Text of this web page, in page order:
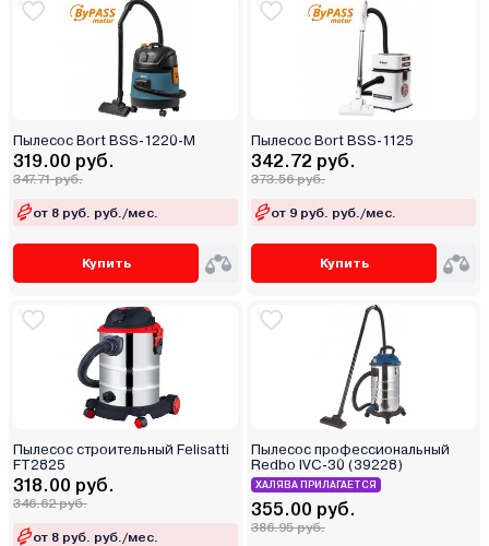
Пылесос Bort BSS-1220-M
319.00 руб.
347.71 руб.
от 8 руб. руб./мес.
Купить
Пылесос Bort BSS-1125
342.72 руб.
373.56 руб.
от 9 руб. руб./мес.
Купить
Пылесос строительный Felisatti
FT2825
318.00 руб.
346.62 руб.
от 8 руб. руб./мес.
Пылесос профессиональный
Redbo IVC-30 (39228)
ХАЛЯВА ПРИЛАГАЕТСЯ
355.00 руб.
386.95 руб.